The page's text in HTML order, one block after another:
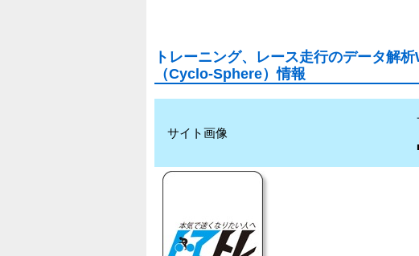
トレーニング、レース走行のデータ
（Cyclo-Sphere）情報
サイト画像